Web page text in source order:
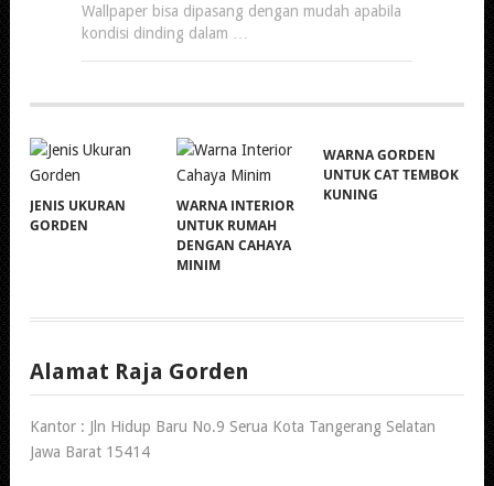
Wallpaper bisa dipasang dengan mudah apabila
kondisi dinding dalam …
JENIS UKURAN
GORDEN
WARNA INTERIOR
UNTUK RUMAH
DENGAN CAHAYA
MINIM
WARNA GORDEN
UNTUK CAT TEMBOK
KUNING
Alamat Raja Gorden
Kantor : Jln Hidup Baru No.9 Serua Kota Tangerang Selatan
Jawa Barat 15414